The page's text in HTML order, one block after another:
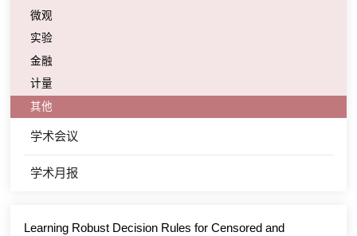
微观
实验
金融
计量
其他
学术会议
学术月报
Learning Robust Decision Rules for Censored and